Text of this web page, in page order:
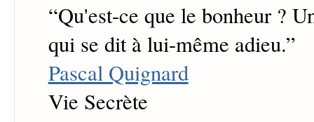
“Qu'est-ce que le bonheur ?
qui se dit à lui-même adieu.”
Pascal Quignard
Vie Secrète